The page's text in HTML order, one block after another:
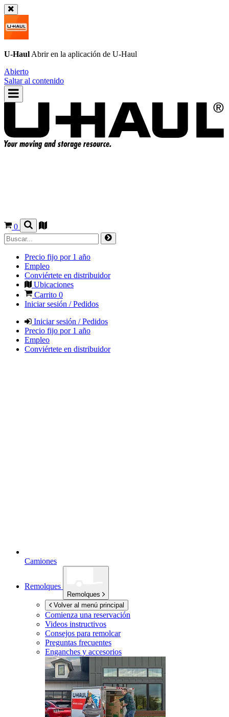
U-Haul Abrir en la aplicación de U-Haul
Abierto
Saltar al contenido
0
Precio fijo por 1 año
Empleo
Conviértete en distribuidor
Ubicaciones
Carrito 0
Iniciar sesión / Pedidos
Iniciar sesión / Pedidos
Precio fijo por 1 año
Empleo
Conviértete en distribuidor
Camiones
Remolques
Remolques
Volver al menú principal
Comienza una reservación
Videos instructivos
Consejos para remolcar
Preguntas frecuentes
Enganches y accesorios